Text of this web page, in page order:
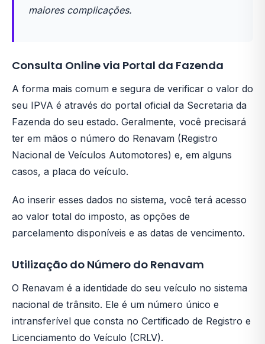
maiores complicações.
Consulta Online via Portal da Fazenda
A forma mais comum e segura de verificar o valor do
seu IPVA é através do portal oficial da Secretaria da
Fazenda do seu estado. Geralmente, você precisará
ter em mãos o número do Renavam (Registro
Nacional de Veículos Automotores) e, em alguns
casos, a placa do veículo.
Ao inserir esses dados no sistema, você terá acesso
ao valor total do imposto, as opções de
parcelamento disponíveis e as datas de vencimento.
Utilização do Número do Renavam
O Renavam é a identidade do seu veículo no sistema
nacional de trânsito. Ele é um número único e
intransferível que consta no Certificado de Registro e
Licenciamento do Veículo (CRLV).